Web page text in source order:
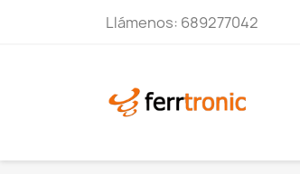
Llámenos: 689277042